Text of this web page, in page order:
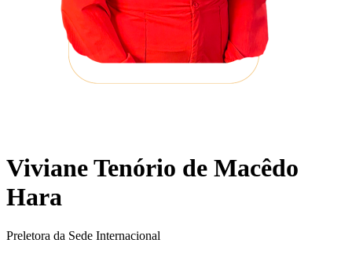
Viviane Tenório de Macêdo
Hara
Preletora da Sede Internacional